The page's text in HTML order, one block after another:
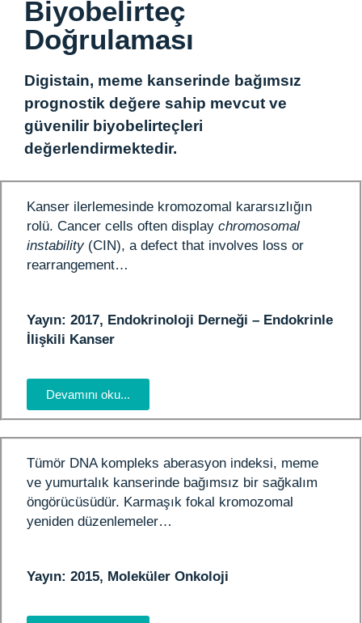
Biyobelirteç
Doğrulaması
Digistain, meme kanserinde bağımsız
prognostik değere sahip mevcut ve
güvenilir biyobelirteçleri
değerlendirmektedir.
Kanser ilerlemesinde kromozomal kararsızlığın
rolü. Cancer cells often display chromosomal
instability(CIN), a defect that involves loss or
rearrangement…
Yayın: 2017, Endokrinoloji Derneği – Endokrinle
İlişkili Kanser
Devamını oku...
Tümör DNA kompleks aberasyon indeksi, meme
ve yumurtalık kanserinde bağımsız bir sağkalım
öngörücüsüdür. Karmaşık fokal kromozomal
yeniden düzenlemeler…
Yayın: 2015, Moleküler Onkoloji